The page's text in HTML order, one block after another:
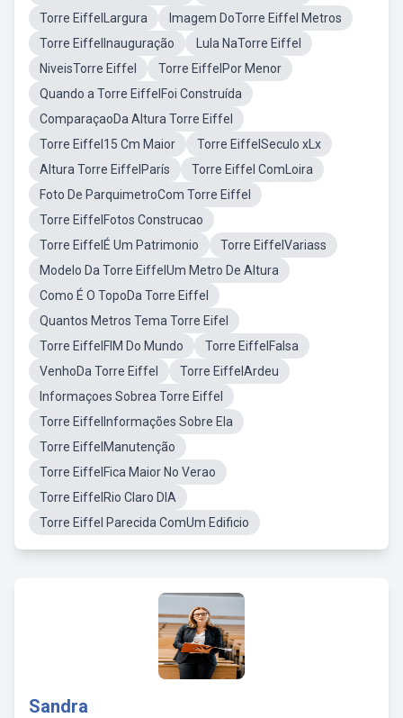
Torre EiffelLargura
Imagem DoTorre Eiffel Metros
Torre EiffelInauguração
Lula NaTorre Eiffel
NiveisTorre Eiffel
Torre EiffelPor Menor
Quando a Torre EiffelFoi Construída
ComparaçaoDa Altura Torre Eiffel
Torre Eiffel15 Cm Maior
Torre EiffelSeculo xLx
Altura Torre EiffelParís
Torre Eiffel ComLoira
Foto De ParquimetroCom Torre Eiffel
Torre EiffelFotos Construcao
Torre EiffelÉ Um Patrimonio
Torre EiffelVariass
Modelo Da Torre EiffelUm Metro De Altura
Como É O TopoDa Torre Eiffel
Quantos Metros Tema Torre Eifel
Torre EiffelFIM Do Mundo
Torre EiffelFalsa
VenhoDa Torre Eiffel
Torre EiffelArdeu
Informaçoes Sobrea Torre Eiffel
Torre EiffelInformações Sobre Ela
Torre EiffelManutenção
Torre EiffelFica Maior No Verao
Torre EiffelRio Claro DIA
Torre Eiffel Parecida ComUm Edificio
Sandra